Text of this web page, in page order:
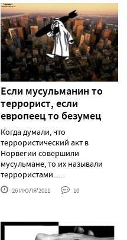
Если мусульманин то
террорист, если
европеец то безумец
Когда думали, что
террористический акт в
Норвегии совершили
мусульмане, то их называли
террористами......
26 ИЮЛЯ'2011 10